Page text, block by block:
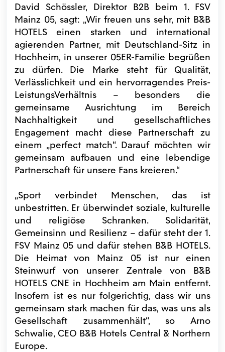
David Schössler, Direktor B2B beim 1. FSV
Mainz 05, sagt: „Wir freuen uns sehr, mit B&B
HOTELS einen starken und international
agierenden Partner, mit Deutschland-Sitz in
Hochheim, in unserer 05ER-Familie begrüßen
zu dürfen. Die Marke steht für Qualität,
Verlässlichkeit und ein hervorragendes Preis-
LeistungsVerhältnis – besonders die
gemeinsame Ausrichtung im Bereich
Nachhaltigkeit und gesellschaftliches
Engagement macht diese Partnerschaft zu
einem „perfect match“. Darauf möchten wir
gemeinsam aufbauen und eine lebendige
Partnerschaft für unsere Fans kreieren.“
„Sport verbindet Menschen, das ist
unbestritten. Er überwindet soziale, kulturelle
und religiöse Schranken. Solidarität,
Gemeinsinn und Resilienz – dafür steht der 1.
FSV Mainz 05 und dafür stehen B&B HOTELS.
Die Heimat von Mainz 05 ist nur einen
Steinwurf von unserer Zentrale von B&B
HOTELS CNE in Hochheim am Main entfernt.
Insofern ist es nur folgerichtig, dass wir uns
gemeinsam stark machen für das, was uns als
Gesellschaft zusammenhält“, so Arno
Schwalie, CEO B&B Hotels Central & Northern
Europe.